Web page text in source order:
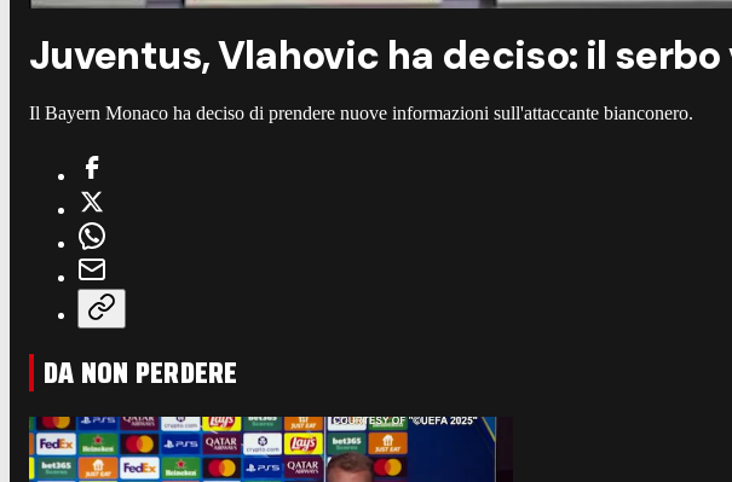
Juventus, Vlahovic ha deciso: il
Il Bayern Monaco ha deciso di prendere nuove informazioni sull'attaccante bianconero.
DA NON PERDERE